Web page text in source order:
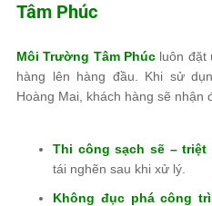
Tâm Phúc
Môi Trường Tâm Phúcluôn đặt
hàng lên hàng đầu. Khi sử
Hoàng Mai, khách hàng sẽ nhận
Thi công sạch sẽ – triệt
tái nghẽn sau khi xử lý.
Không đục phá công